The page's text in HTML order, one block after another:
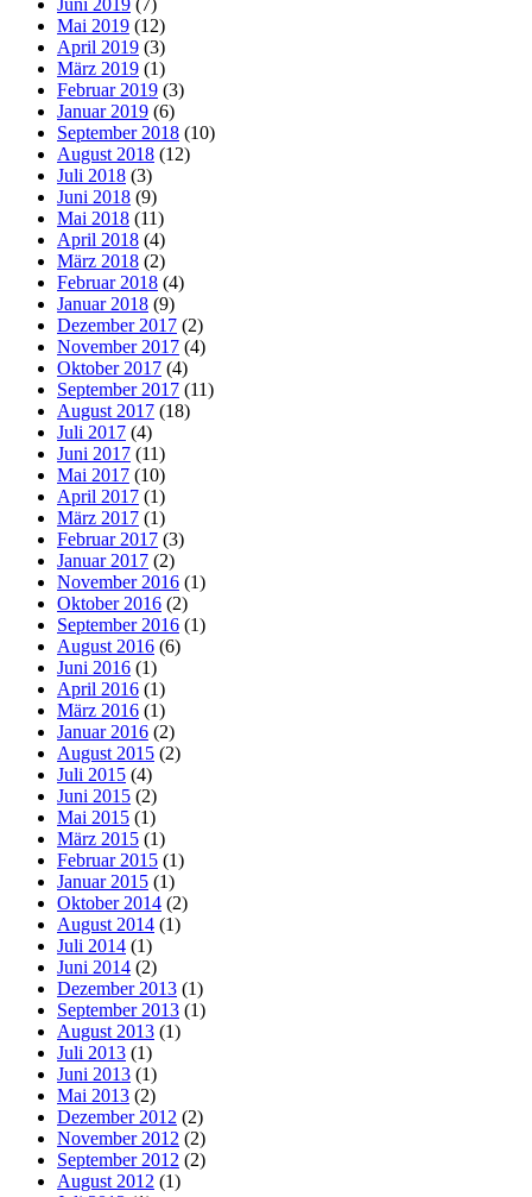
Juni 2019 (7)
Mai 2019 (12)
April 2019 (3)
März 2019 (1)
Februar 2019 (3)
Januar 2019 (6)
September 2018 (10)
August 2018 (12)
Juli 2018 (3)
Juni 2018 (9)
Mai 2018 (11)
April 2018 (4)
März 2018 (2)
Februar 2018 (4)
Januar 2018 (9)
Dezember 2017 (2)
November 2017 (4)
Oktober 2017 (4)
September 2017 (11)
August 2017 (18)
Juli 2017 (4)
Juni 2017 (11)
Mai 2017 (10)
April 2017 (1)
März 2017 (1)
Februar 2017 (3)
Januar 2017 (2)
November 2016 (1)
Oktober 2016 (2)
September 2016 (1)
August 2016 (6)
Juni 2016 (1)
April 2016 (1)
März 2016 (1)
Januar 2016 (2)
August 2015 (2)
Juli 2015 (4)
Juni 2015 (2)
Mai 2015 (1)
März 2015 (1)
Februar 2015 (1)
Januar 2015 (1)
Oktober 2014 (2)
August 2014 (1)
Juli 2014 (1)
Juni 2014 (2)
Dezember 2013 (1)
September 2013 (1)
August 2013 (1)
Juli 2013 (1)
Juni 2013 (1)
Mai 2013 (2)
Dezember 2012 (2)
November 2012 (2)
September 2012 (2)
August 2012 (1)